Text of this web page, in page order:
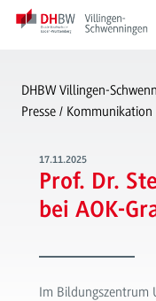
DHBW Villingen-
Presse / Kommunikation
17.11.2025
Prof. Dr.
bei AOK-
Im Bildungszentrum